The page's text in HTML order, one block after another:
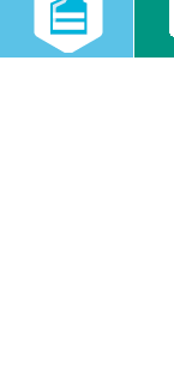
Cateringservice